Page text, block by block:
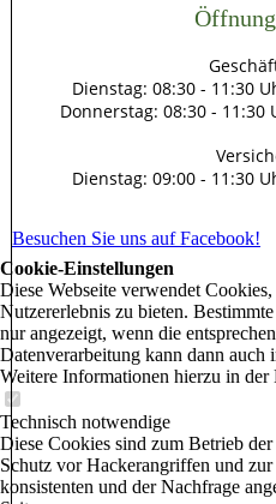
Dienstag: 08:30 - 11:30
Donnerstag: 08:30 -
Dienstag: 09:00 - 11:30
Besuchen Sie uns auf Facebook!
Cookie-Einstellungen
Diese Webseite verwendet
Nutzererlebnis zu bieten.
nur angezeigt, wenn die
Datenverarbeitung kann dann
Weitere Informationen hierzu in der
Technisch notwendige
Diese Cookies sind zum Betrieb
Schutz vor Hackerangriffen und
konsistenten und der Nachfrage